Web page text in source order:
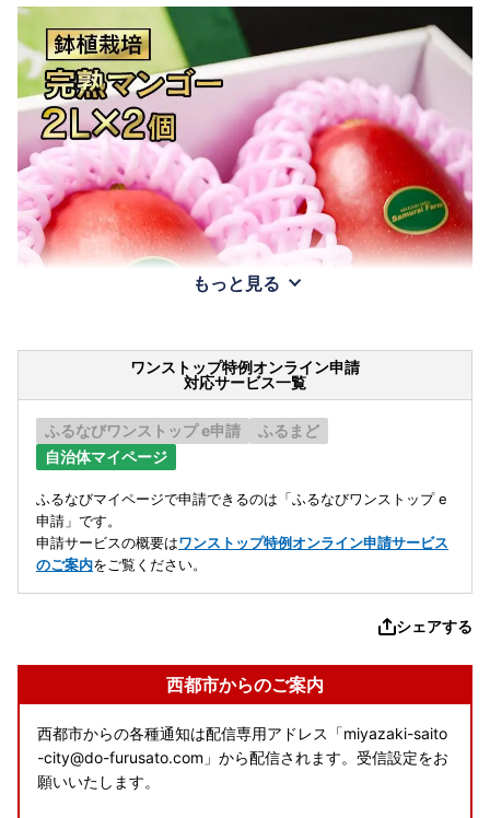
もっと見る
ワンストップ特例オンライン申請
対応サービス一覧
ふるなびワンストップ e申請
ふるまど
自治体マイページ
ふるなびマイページで申請できるのは「ふるなびワンストップ e
申請」です。
申請サービスの概要はワンストップ特例オンライン申請サービス
のご案内をご覧ください。
シェアする
西都市からのご案内
西都市からの各種通知は配信専用アドレス「miyazaki-saito
-city@do-furusato.com」から配信されます。受信設定をお
願いいたします。